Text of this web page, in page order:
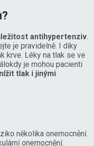
antihypertenziv.
je pravidelně. I díky
krve. Léky na tlak se ve
je mohou pacienti
tlak i jinými
několika onemocnění.
onemocnění.